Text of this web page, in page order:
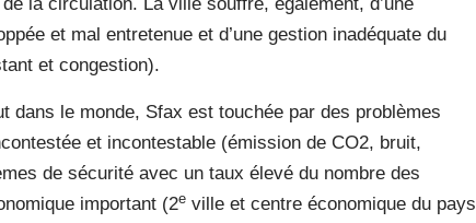
et mal entretenue et d’une gestion inadéquate du
et congestion).
dans le monde, Sfax est touchée par des problèmes
et incontestable (émission de CO2, bruit,
de sécurité avec un taux élevé du nombre des
important (2e ville et centre économique du pays